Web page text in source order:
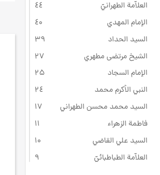
العلاّمة الطهرانيّ
٤٤
الإمام المهدي
٤۰
السيد الحداد
۳٩
الشيخ مرتضى مطهري
۲۷
الإمام السجاد
۲۵
النبي الأكرم محمد
۲٤
السيد محمد محسن الطهراني
۱۷
فاطمة الزهراء
۱۱
السيد علي القاضي
۱۰
العلاّمة الطباطبائيّ
٩